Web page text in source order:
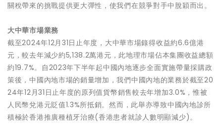
關稅帶來的挑戰提供更大彈性，使我們在競爭對手中脫穎而出。
大中華市場業務
截至2024年12月31日止年度，大中華市場錄得收益約6.6億港
元，較去年減少約5,138.2萬港元，此地理市場佔本集團收益總額
約19.7%。自2023年下半年起中國內地逐步全面實施帶量採購政
策後，中國內地市場的銷量增加，我們中國內地的業務於截至20
24年12月31日止年度的原列值貨幣銷售較去年增加3.0%，惟被
人民幣兌港元貶值1.3%所抵銷。然而，此舉亦導致中國內地診所
積極於香港推廣種植牙治療(香港患者就診人數明顯減少)。